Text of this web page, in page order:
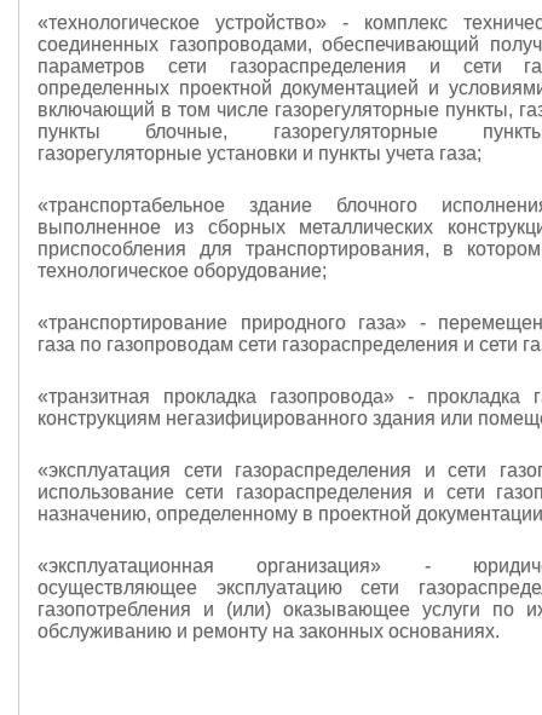
«технологическое устройство» - комплекс
соединенных газопроводами, обеспечивающий
параметров сети газораспределения и сети
определенных проектной документацией и
включающий в том числе газорегуляторные пункты,
пункты блочные, газорегуляторные
газорегуляторные установки и пункты учета газа;
«транспортабельное здание блочного
выполненное из сборных металлических
приспособления для транспортирования, в
технологическое оборудование;
«транспортирование природного газа» -
газа по газопроводам сети газораспределения и сети
«транзитная прокладка газопровода» - прокладка
конструкциям негазифицированного здания или
«эксплуатация сети газораспределения и сети
использование сети газораспределения и сети
назначению, определенному в проектной
«эксплуатационная организация» -
осуществляющее эксплуатацию сети
газопотребления и (или) оказывающее услуги по
обслуживанию и ремонту на законных основаниях.